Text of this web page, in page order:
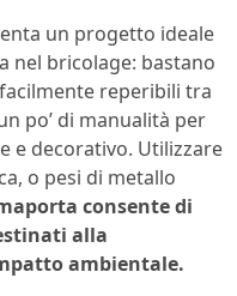
un progetto ideale
nel bricolage: bastano
reperibili tra
po’ di manualità per
e decorativo. Utilizzare
o pesi di metallo
consente di
alla
ambientale.